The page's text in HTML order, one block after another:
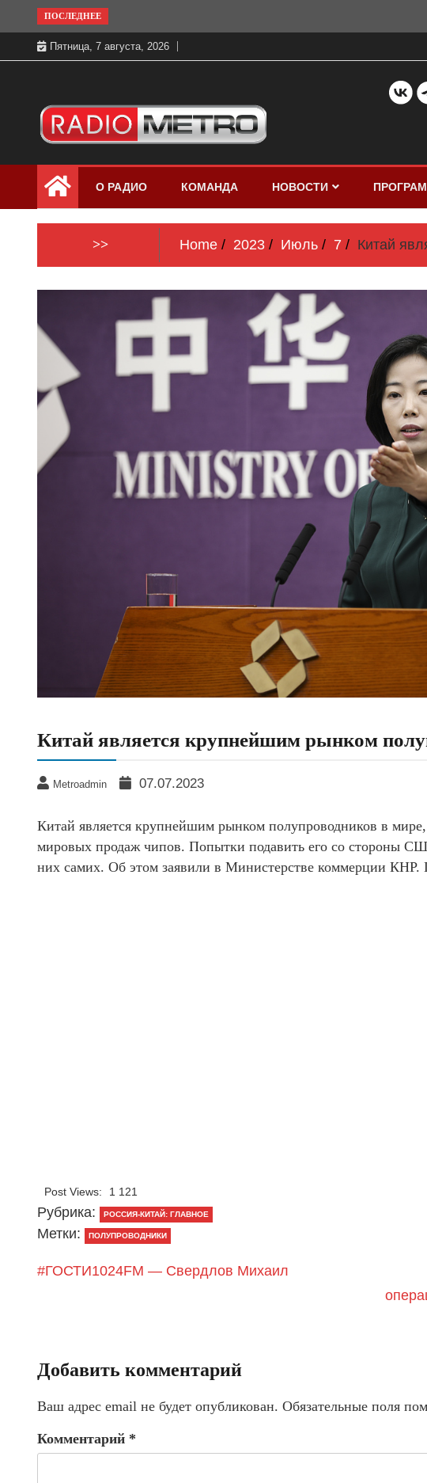
to
content
ПОСЛЕДНЕЕ
Пятница, 7 августа, 2026
Радио МЕТРО
бесплатно в хорошем качестве Санкт-
Петербург и Россия
О РАДИО КОМАНДА НОВОСТИ
>> Home 2023 Июль 7 Китай
Китай является крупнейшим рынком
Metroadmin 07.07.2023
Китай является крупнейшим рынком полупроводников в
мировых продаж чипов. Попытки подавить его со стороны
них самих. Об этом заявили в Министерстве коммерции
Post Views: 1 121
Рубрика: РОССИЯ-КИТАЙ: ГЛАВНОЕ
Метки: ПОЛУПРОВОДНИКИ
#ГОСТИ1024FM — Свердлов Михаил
Добавить комментарий
Ваш адрес email не будет опубликован. Обязательные поля
Комментарий *